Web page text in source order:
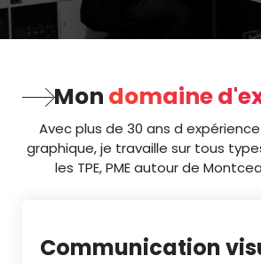
Mon domaine
Avec plus de 30 ans d
graphique, je travaille sur tous
les TPE, PME autour de
Communication